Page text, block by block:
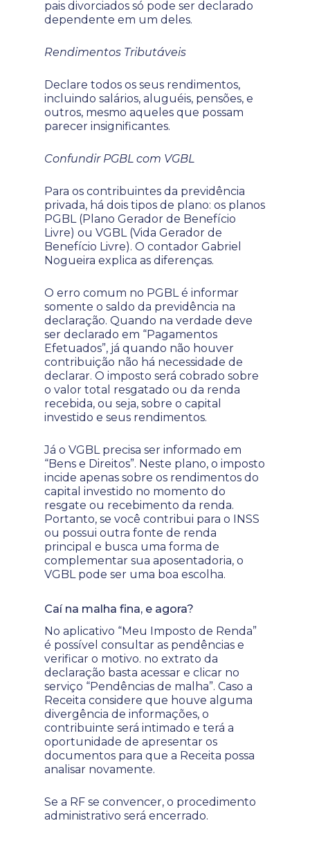
pais divorciados só pode ser declarado
dependente em um deles.
Rendimentos Tributáveis
Declare todos os seus rendimentos,
incluindo salários, aluguéis, pensões, e
outros, mesmo aqueles que possam
parecer insignificantes.
Confundir PGBL com VGBL
Para os contribuintes da previdência
privada, há dois tipos de plano: os planos
PGBL (Plano Gerador de Benefício
Livre) ou VGBL (Vida Gerador de
Benefício Livre). O contador Gabriel
Nogueira explica as diferenças.
O erro comum no PGBL é informar
somente o saldo da previdência na
declaração. Quando na verdade deve
ser declarado em “Pagamentos
Efetuados”, já quando não houver
contribuição não há necessidade de
declarar. O imposto será cobrado sobre
o valor total resgatado ou da renda
recebida, ou seja, sobre o capital
investido e seus rendimentos.
Já o VGBL precisa ser informado em
“Bens e Direitos”. Neste plano, o imposto
incide apenas sobre os rendimentos do
capital investido no momento do
resgate ou recebimento da renda.
Portanto, se você contribui para o INSS
ou possui outra fonte de renda
principal e busca uma forma de
complementar sua aposentadoria, o
VGBL pode ser uma boa escolha.
Caí na malha fina, e agora?
No aplicativo “Meu Imposto de Renda”
é possível consultar as pendências e
verificar o motivo. no extrato da
declaração basta acessar e clicar no
serviço “Pendências de malha”. Caso a
Receita considere que houve alguma
divergência de informações, o
contribuinte será intimado e terá a
oportunidade de apresentar os
documentos para que a Receita possa
analisar novamente.
Se a RF se convencer, o procedimento
administrativo será encerrado.